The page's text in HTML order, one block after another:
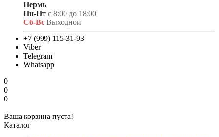
Пермь
Пн-Пт с 8:00 до 18:00
Сб-Вс Выходной
+7 (999) 115-31-93
Viber
Telegram
Whatsapp
0
0
0
Ваша корзина пуста!
Каталог